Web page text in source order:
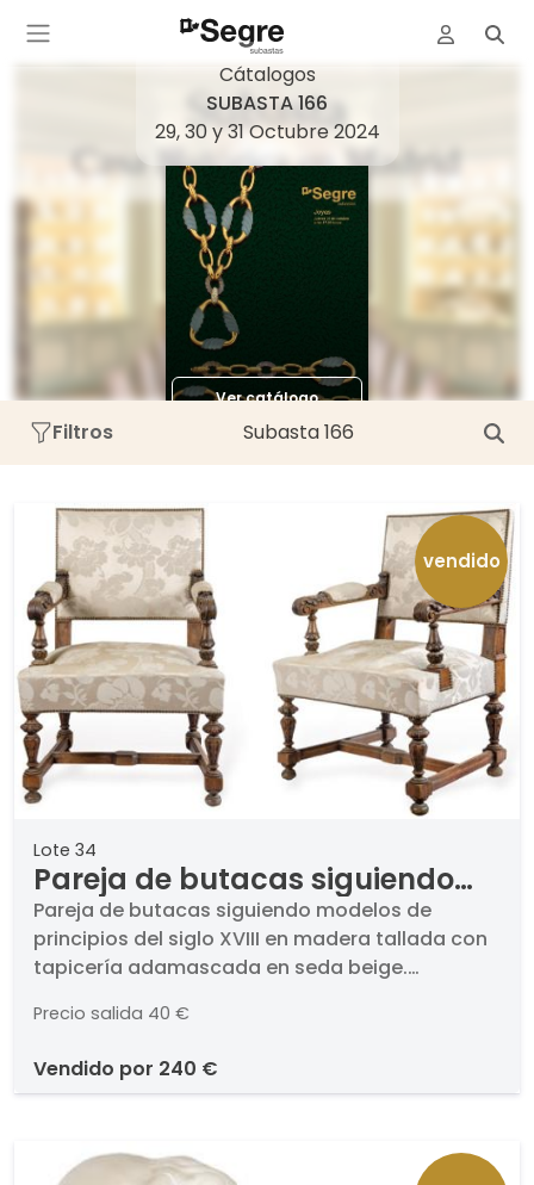
Cátalogos
SUBASTA 166
29, 30 y 31 Octubre 2024
catálogo
catálogo
Ver catálogo
Filtros Subasta 166
vendido
Lote 34
Pareja de butacas siguiendo
modelos de principios del siglo
XVIII en madera tallada con
tapicería adamascada en
seda beige. Principios del siglo
Pareja de butacas siguiendo modelos de
principios del siglo XVIII en madera tallada con
tapicería adamascada en seda beige.
Precio salida 40 €
vendido por 240 €